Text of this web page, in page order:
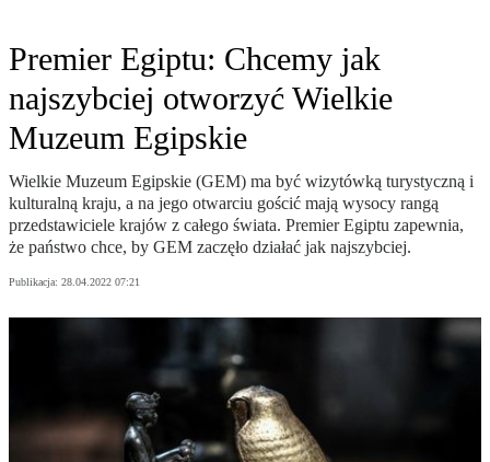
Premier Egiptu: Chcemy jak
najszybciej otworzyć Wielkie
Muzeum Egipskie
Wielkie Muzeum Egipskie (GEM) ma być wizytówką turystyczną i
kulturalną kraju, a na jego otwarciu gościć mają wysocy rangą
przedstawiciele krajów z całego świata. Premier Egiptu zapewnia,
że państwo chce, by GEM zaczęło działać jak najszybciej.
Publikacja: 28.04.2022 07:21